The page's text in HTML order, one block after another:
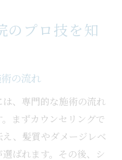
のプロ技を知
の流れ
、専門的な施術の流れ
まずカウンセリングで
、髪質やダメージレベ
ばれます。その後、シ